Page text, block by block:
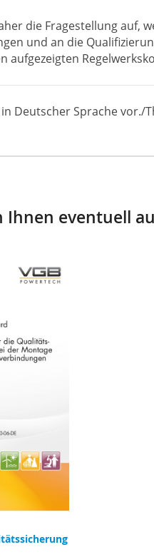
die Fragestellung auf,
und an die
aufgezeigten
Deutscher Sprache vor./
eventuell